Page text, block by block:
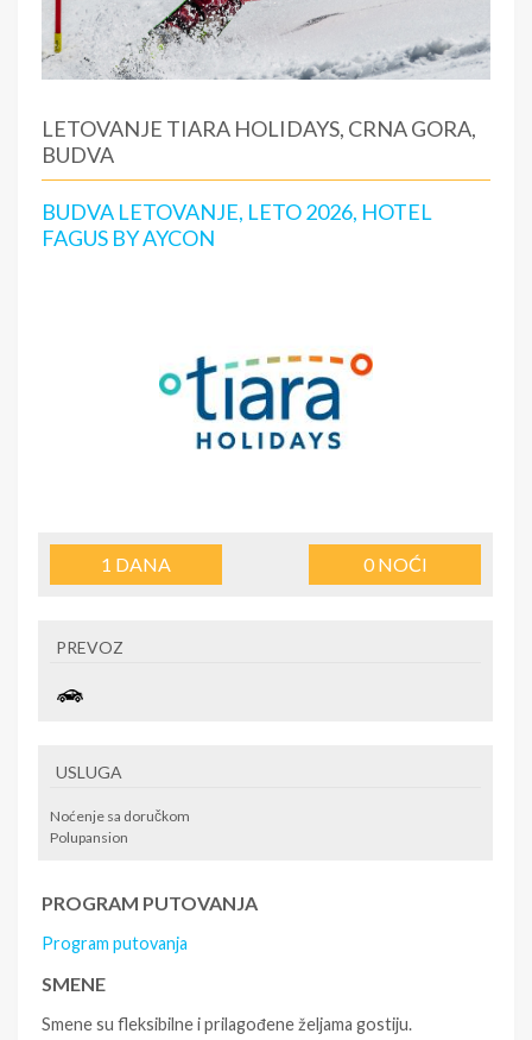
LETOVANJE TIARA HOLIDAYS, CRNA GORA,
BUDVA
BUDVA LETOVANJE, LETO 2026, HOTEL
FAGUS BY AYCON
1 DANA 0NOĆI
PREVOZ
USLUGA
Noćenje sa doručkom
Polupansion
PROGRAM PUTOVANJA
Program putovanja
SMENE
Smene su fleksibilne i prilagođene željama gostiju.